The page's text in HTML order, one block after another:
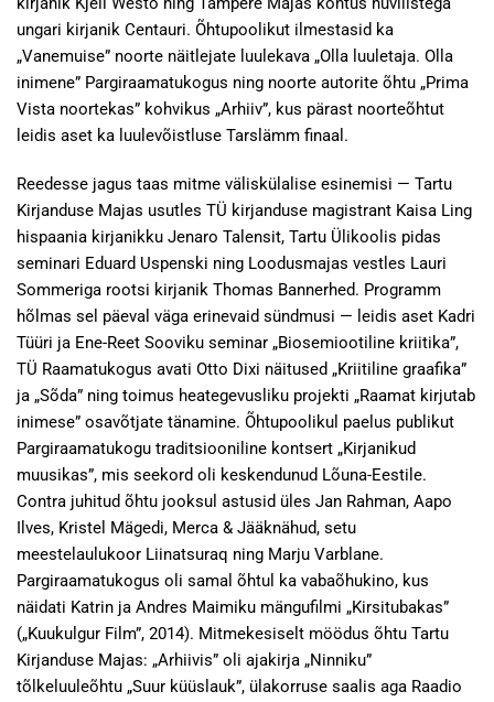
ungari kirjanik Centauri. Õhtupoolikut ilmestasid ka
„Vanemuise” noorte näitlejate luulekava „Olla luuletaja. Olla
inimene” Pargiraamatukogus ning noorte autorite õhtu „Prima
Vista noortekas” kohvikus „Arhiiv”, kus pärast noorteõhtut
leidis aset ka luulevõistluse Tarslämm finaal.
Reedesse jagus taas mitme väliskülalise esinemisi — Tartu
Kirjanduse Majas usutles TÜ kirjanduse magistrant Kaisa Ling
hispaania kirjanikku Jenaro Talensit, Tartu Ülikoolis pidas
seminari Eduard Uspenski ning Loodusmajas vestles Lauri
Sommeriga rootsi kirjanik Thomas Bannerhed. Programm
hõlmas sel päeval väga erinevaid sündmusi — leidis aset Kadri
Tüüri ja Ene-Reet Sooviku seminar „Biosemiootiline kriitika”,
TÜ Raamatukogus avati Otto Dixi näitused „Kriitiline graafika”
ja „Sõda” ning toimus heategevusliku projekti „Raamat kirjutab
inimese” osavõtjate tänamine. Õhtupoolikul paelus publikut
Pargiraamatukogu traditsiooniline kontsert „Kirjanikud
muusikas”, mis seekord oli keskendunud Lõuna-Eestile.
Contra juhitud õhtu jooksul astusid üles Jan Rahman, Aapo
Ilves, Kristel Mägedi, Merca & Jääknähud, setu
meestelaulukoor Liinatsuraq ning Marju Varblane.
Pargiraamatukogus oli samal õhtul ka vabaõhukino, kus
näidati Katrin ja Andres Maimiku mängufilmi „Kirsitubakas”
(„Kuukulgur Film”, 2014). Mitmekesiselt möödus õhtu Tartu
Kirjanduse Majas: „Arhiivis” oli ajakirja „Ninniku”
tõlkeluuleõhtu „Suur küüslauk”, ülakorruse saalis aga Raadio